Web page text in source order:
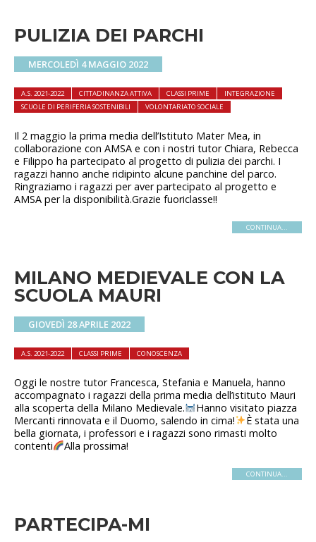
PULIZIA DEI PARCHI
MERCOLEDÌ 4 MAGGIO 2022
A.S. 2021-2022 CITTADINANZA ATTIVA CLASSI PRIME
INTEGRAZIONE
SCUOLE DI PERIFERIA SOSTENIBILI
VOLONTARIATO SOCIALE
Il 2 maggio la prima media dell’Istituto Mater Mea, in
collaborazione con AMSA e con i nostri tutor Chiara, Rebecca
e Filippo ha partecipato al progetto di pulizia dei parchi. I
ragazzi hanno anche ridipinto alcune panchine del parco.
Ringraziamo i ragazzi per aver partecipato al progetto e
AMSA per la disponibilità.Grazie fuoriclasse!!
CONTINUA...
MILANO MEDIEVALE CON LA
SCUOLA MAURI
GIOVEDÌ 28 APRILE 2022
A.S. 2021-2022 CLASSI PRIME CONOSCENZA
Oggi le nostre tutor Francesca, Stefania e Manuela, hanno
accompagnato i ragazzi della prima media dell’istituto Mauri
alla scoperta della Milano Medievale.
Hanno visitato piazza
Mercanti rinnovata e il Duomo, salendo in cima!
È stata una
bella giornata, i professori e i ragazzi sono rimasti molto
contenti
Alla prossima!
CONTINUA...
PARTECIPA-MI